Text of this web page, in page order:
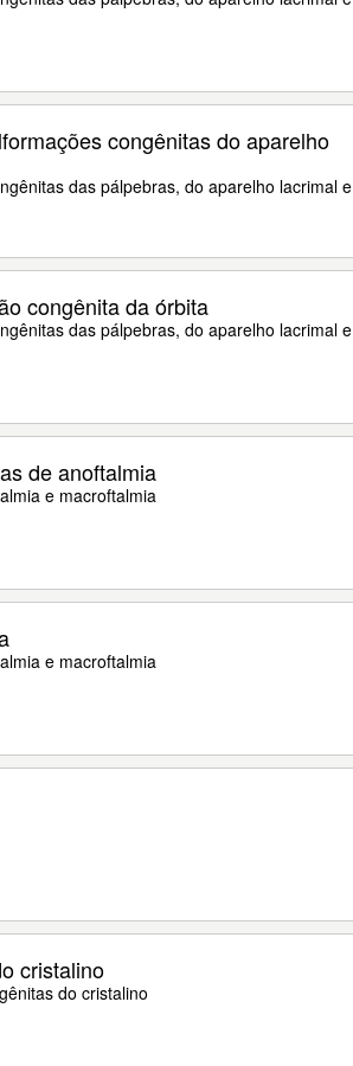
congênitas do aparelho
das pálpebras, do aparelho lacrimal e
congênita da órbita
das pálpebras, do aparelho lacrimal e
de anoftalmia
e macroftalmia
e macroftalmia
cristalino
do cristalino